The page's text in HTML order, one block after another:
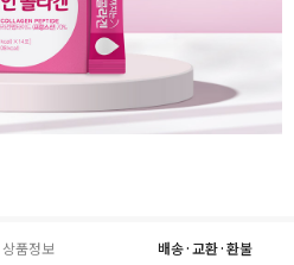
상품정보 배송·교환·환불